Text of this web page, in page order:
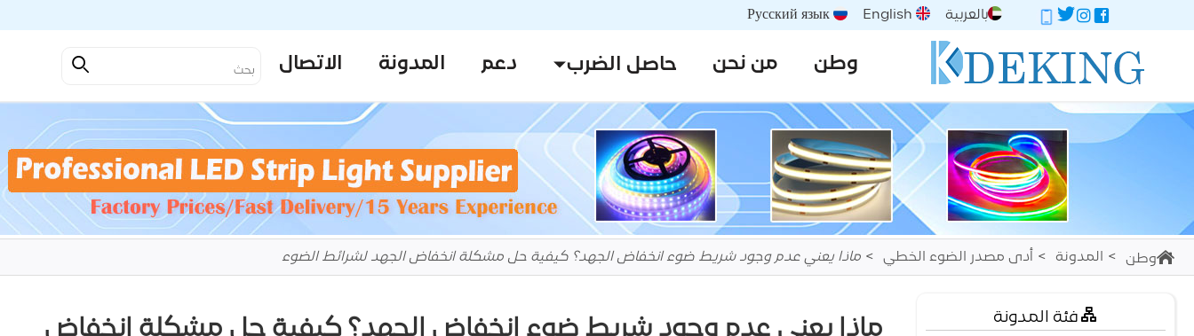
بالعربية English
Русский язык
وطن من نحن حاصل الضرب دعم المدونة الاتصال
وطن المدونة أدى مصدر الضوء الخطي ماذا يعني عدم وجود شريط ضوء انخفاض الجهد؟ كيفية حل مشكلة انخفاض الجهد لشرائط الضوء
فئة المدونة
ماذا يعني عدم وجود شريط ضوء انخفاض الجهد؟ كيفية حل مشكلة انخفاض